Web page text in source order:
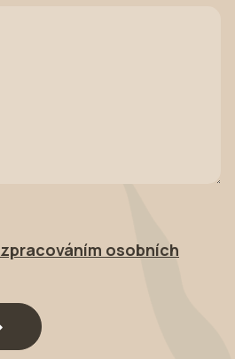
zpracováním osobních